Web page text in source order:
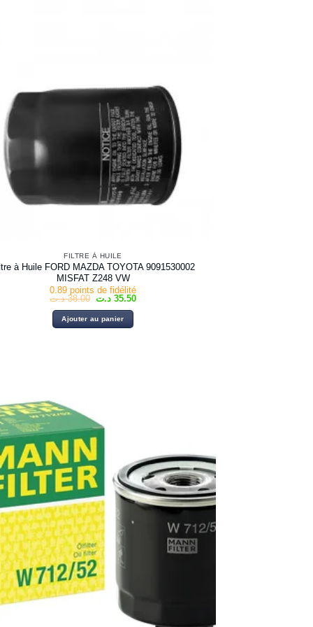
FILTRE À HUILE
à Huile FORD MAZDA TOYOTA 9091530002
MISFAT Z248 VW
0.89 points de fidélité
38.00 د.ت
Le
initial
était :
35.50 د.ت
Le
Ajouter au panier